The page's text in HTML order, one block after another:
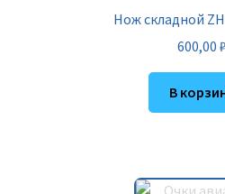
Нож складной
600,00 ₽
В